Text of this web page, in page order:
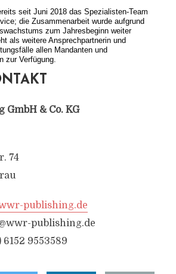
seit Juni 2018 das Spezialisten-Team
die Zusammenarbeit wurde aufgrund
zum Jahresbeginn weiter
als weitere Ansprechpartnerin und
allen Mandanten und
zur Verfügung.
& Co. KG
74
publishing.de
publishing.de
6152 9553589